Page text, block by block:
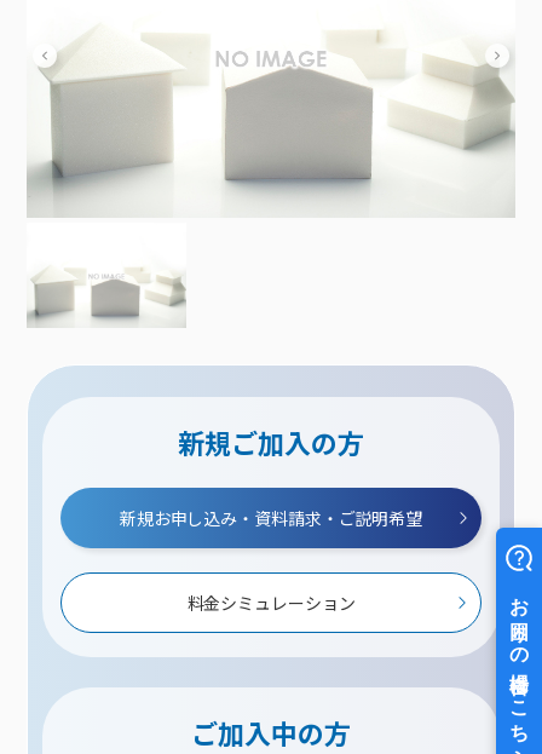
新規ご加入の方
新規お申し込み・資料請求・ご説明希望
料金シミュレーション
ご加入中の方